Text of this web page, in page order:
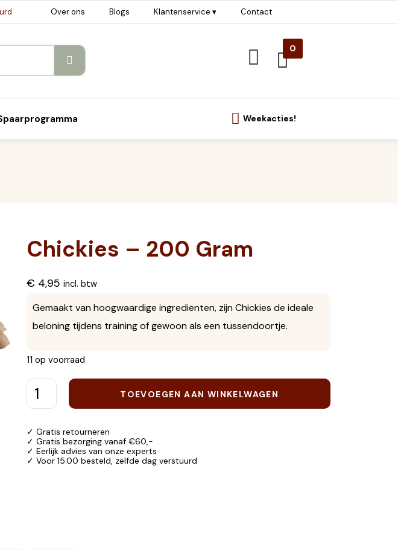
Over ons Blogs Klantenservice ▾ Contact
0
Weekacties!
Chickies – 200 Gram
€ 4,95 incl. btw
Gemaakt van hoogwaardige ingrediënten, zijn Chickies de ideale
beloning tijdens training of gewoon als een tussendoortje.
11 op voorraad
TOEVOEGEN AAN WINKELWAGEN
✓ Gratis retourneren
✓ Gratis bezorging vanaf €60,-
✓ Eerlijk advies van onze experts
✓ Voor 15.00 besteld, zelfde dag verstuurd